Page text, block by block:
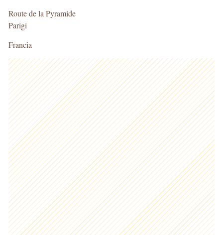
Route de la Pyramide
Parigi
Francia